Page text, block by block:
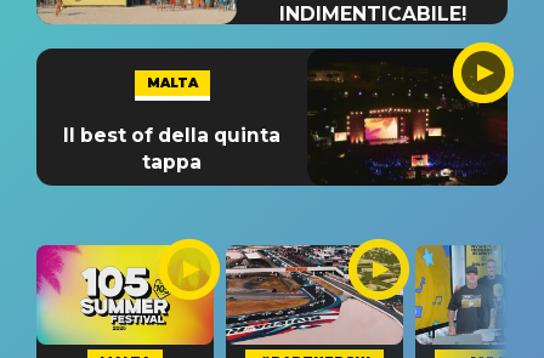
INDIMENTICABILE!
MALTA
Il best of della quinta
tappa